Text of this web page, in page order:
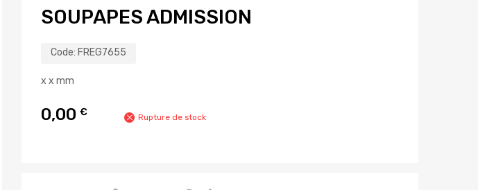
SOUPAPES ADMISSION
Code: FREG7655
x x mm
0,00 € Rupture de stock